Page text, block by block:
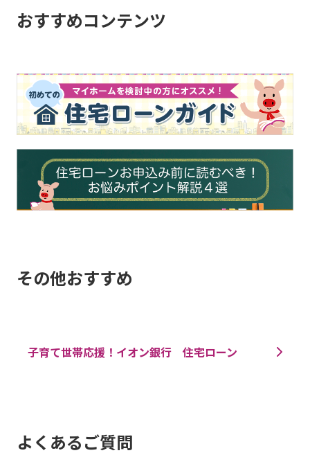
おすすめコンテンツ
その他おすすめ
子育て世帯応援！イオン銀行 住宅ローン
よくあるご質問